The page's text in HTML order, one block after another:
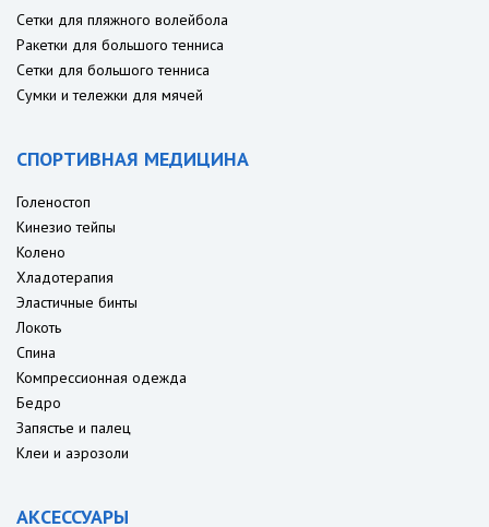
Сетки для пляжного волейбола
Ракетки для большого тенниса
Сетки для большого тенниса
Сумки и тележки для мячей
СПОРТИВНАЯ МЕДИЦИНА
Голеностоп
Кинезио тейпы
Колено
Хладотерапия
Эластичные бинты
Локоть
Спина
Компрессионная одежда
Бедро
Запястье и палец
Клеи и аэрозоли
АКСЕССУАРЫ